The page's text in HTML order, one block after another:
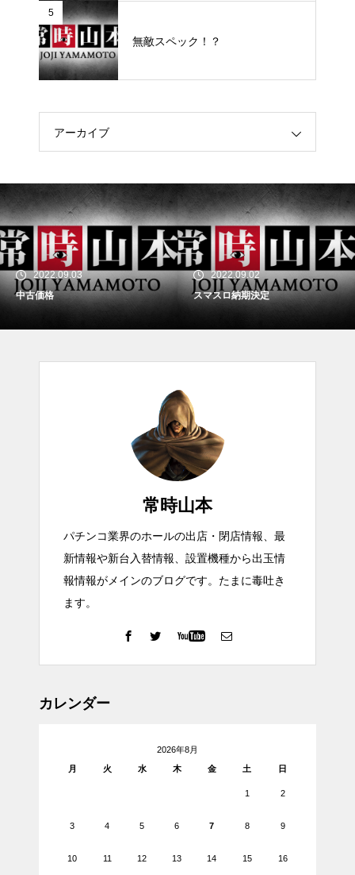
5
無敵スペック！？
アーカイブ
2022.09.03
中古価格
2022.09.02
スマスロ納期決定
常時山本
パチンコ業界のホールの出店・閉店情報、最
新情報や新台入替情報、設置機種から出玉情
報情報がメインのブログです。たまに毒吐き
ます。
カレンダー
2026年8月
月
火 水 木 金 土 日
1 2
3 4 5 6 7 8 9
10 11 12 13 14 15 16